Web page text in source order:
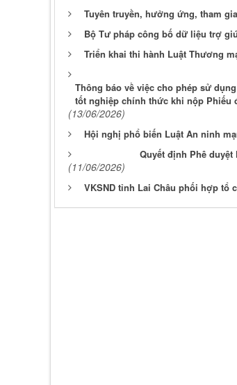
Tuyên truyền, hưởng ứng, tham
Bộ Tư pháp công bố dữ liệu trợ
Triển khai thi hành Luật Thương
Thông báo về việc cho phép sử
tốt nghiệp chính thức khi nộp Phiếu
(13/06/2026)
Hội nghị phổ biến Luật An ninh
Quyết định Phê
(11/06/2026)
VKSND tỉnh Lai Châu phối hợp tổ